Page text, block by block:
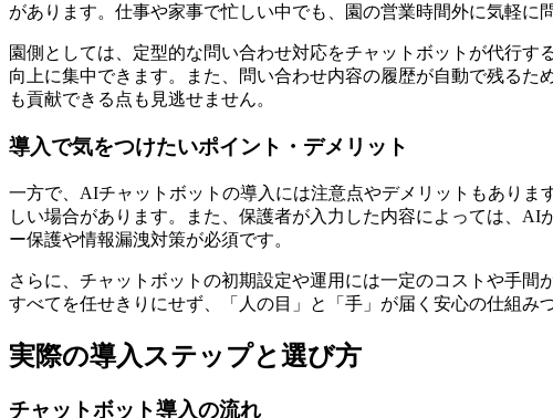
があります。仕事や家事で忙しい中でも、園の営業時間外に気軽に
園側としては、定型的な問い合わせ対応をチャットボットが代行
向上に集中できます。また、
問い合わせ内容の履歴が自動で残るた
も貢献できる点も見逃せません。
導入で気をつけたいポイント・デメリット
一方で、AIチャットボットの導入には注意点やデメリットもあり
しい場合があります。また、保護者が入力した内容によっては、
ー保護や情報漏洩対策が必須です。
さらに、チャットボットの初期設定や運用には一定のコストや手
すべてを任せきりにせず、「人の目」と「手」が届く安心の仕組み
実際の導入ステップと選び方
チャットボット導入の流れ